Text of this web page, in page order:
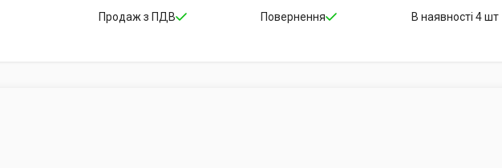
Продаж з ПДВ Повернення В наявності 4 шт